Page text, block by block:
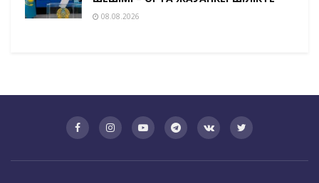
08.08.2026